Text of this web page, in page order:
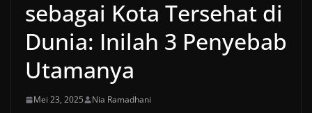
sebagai Kota Tersehat di
Dunia: Inilah 3 Penyebab
Utamanya
Mei 23, 2025 Nia Ramadhani